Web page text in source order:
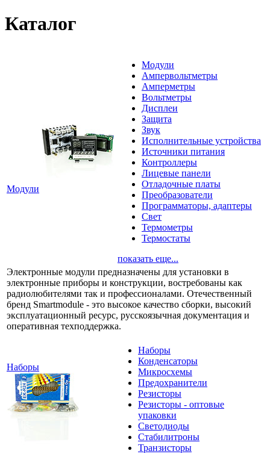
Каталог
Модули
Модули
Ампервольтметры
Амперметры
Вольтметры
Дисплеи
Защита
Звук
Исполнительные устройства
Источники питания
Контроллеры
Лицевые панели
Отладочные платы
Преобразователи
Программаторы, адаптеры
Свет
Термометры
Термостаты
показать еще...
Электронные модули предназначены для установки в
электронные приборы и конструкции, востребованы как
радиолюбителями так и профессионалами. Отечественный
бренд Smartmodule - это высокое качество сборки, высокий
эксплуатационный ресурс, русскоязычная документация и
оперативная техподдержка.
Наборы
Наборы
Конденсаторы
Микросхемы
Предохранители
Резисторы
Резисторы - оптовые
упаковки
Светодиоды
Стабилитроны
Транзисторы